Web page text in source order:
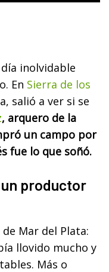
inolvidable
En Sierra de los
salió a ver si se
, arquero de la
un campo por
fue lo que soñó.
productor
Mar del Plata:
llovido mucho y
Más o